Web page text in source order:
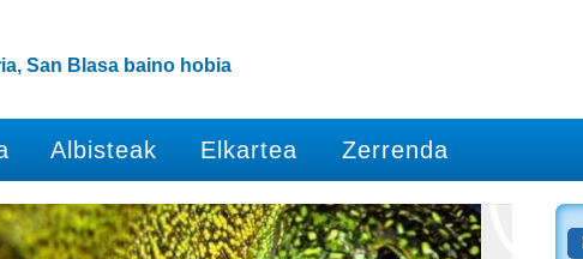
San Blasa baino hobia
Albisteak Elkartea Zerrenda